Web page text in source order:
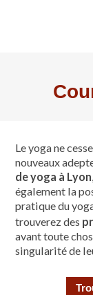
Le
Le yoga ne
nouveaux
de yoga à Lyon
également la
pratique du
trouverez des
avant toute
singularité de